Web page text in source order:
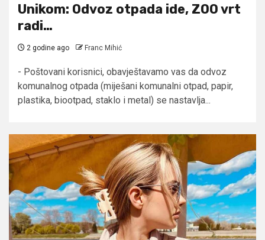
Unikom: Odvoz otpada ide, ZOO vrt
radi…
2 godine ago Franc Mihić
- Poštovani korisnici, obavještavamo vas da odvoz
komunalnog otpada (miješani komunalni otpad, papir,
plastika, biootpad, staklo i metal) se nastavlja...